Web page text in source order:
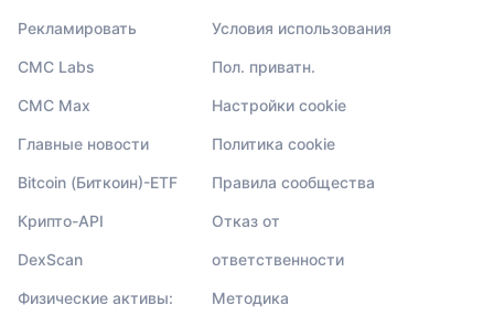
Рекламировать
CMC Labs
CMC Max
Главные новости
Bitcoin (Биткоин)-ETF
Крипто-API
DexScan
Физические активы:
Условия использования
Пол. приватн.
Настройки cookie
Политика cookie
Правила сообщества
Отказ от
ответственности
Методика